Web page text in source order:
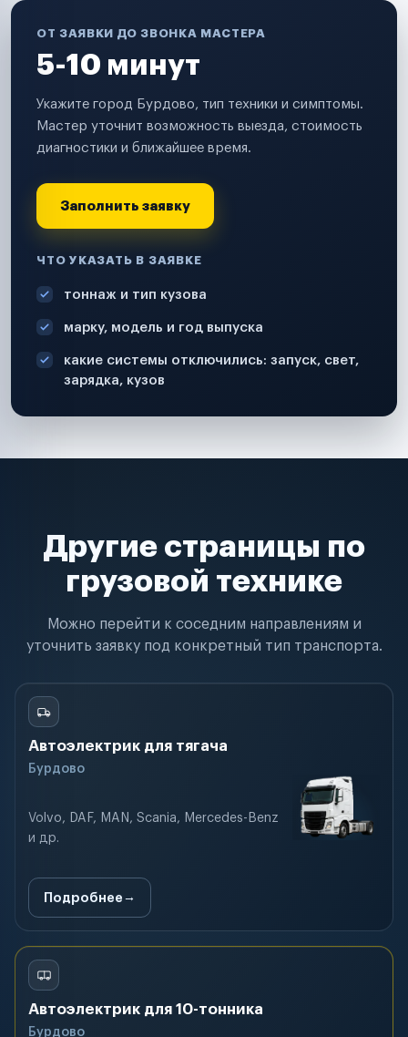
ОТ ЗАЯВКИ ДО ЗВОНКА МАСТЕРА
5-10 минут
Укажите город Бурдово, тип техники и симптомы.
Мастер уточнит возможность выезда, стоимость
диагностики и ближайшее время.
Заполнить заявку
ЧТО УКАЗАТЬ В ЗАЯВКЕ
тоннаж и тип кузова
марку, модель и год выпуска
какие системы отключились: запуск, свет,
зарядка, кузов
Другие страницы по
грузовой технике
Можно перейти к соседним направлениям и
уточнить заявку под конкретный тип транспорта.
Автоэлектрик для тягача
Бурдово
Volvo, DAF, MAN, Scania, Mercedes-Benz
и др.
Подробнее
Автоэлектрик для 10-тонника
Бурдово